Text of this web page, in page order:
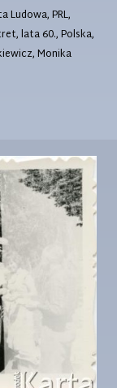
Ludowa, PRL,
lata 60., Polska,
Monika